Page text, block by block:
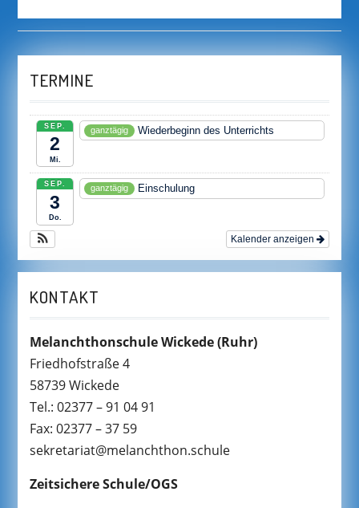
TERMINE
SEP.
2
Mi.
ganztägig Wiederbeginn des Unterrichts
SEP.
3
Do.
ganztägig Einschulung
Kalender anzeigen
KONTAKT
Melanchthonschule Wickede(Ruhr)
Friedhofstraße 4
58739 Wickede
Tel.: 02377 – 91 04 91
Fax: 02377 – 37 59
sekretariat@melanchthon.schule
Zeitsichere Schule/OGS